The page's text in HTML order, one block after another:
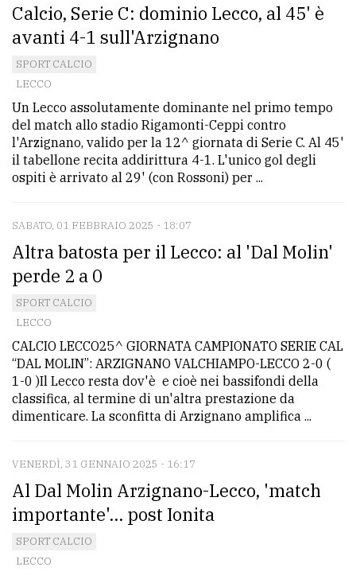
Calcio, Serie C: dominio Lecco, al 45' è
avanti 4-1 sull'Arzignano
SPORT CALCIO
LECCO
Un Lecco assolutamente dominante nel primo tempo
del match allo stadio Rigamonti-Ceppi contro
l'Arzignano, valido per la 12^ giornata di Serie C. Al 45'
il tabellone recita addirittura 4-1. L'unico gol degli
ospiti è arrivato al 29' (con Rossoni) per ...
SABATO, 01 FEBBRAIO 2025 - 18:07
Altra batosta per il Lecco: al 'Dal Molin'
perde 2 a 0
SPORT CALCIO
LECCO
CALCIO LECCO25^ GIORNATA CAMPIONATO SERIE CAL
“DAL MOLIN”: ARZIGNANO VALCHIAMPO-LECCO 2-0 (
1-0 )Il Lecco resta dov'è e cioè nei bassifondi della
classifica, al termine di un'altra prestazione da
dimenticare. La sconfitta di Arzignano amplifica ...
VENERDÌ, 31 GENNAIO 2025 - 16:17
Al Dal Molin Arzignano-Lecco, 'match
importante'... post Ionita
SPORT CALCIO
LECCO